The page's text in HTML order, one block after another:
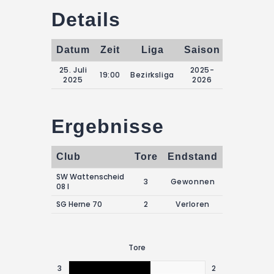
Details
Datum Zeit Liga Saison
25. Juli
2025
19:00 Bezirksliga
2025-
2026
Ergebnisse
Club Tore
Endstand
SW Wattenscheid
08 I
3 Gewonnen
SG Herne 70 2 Verloren
Tore
3
2